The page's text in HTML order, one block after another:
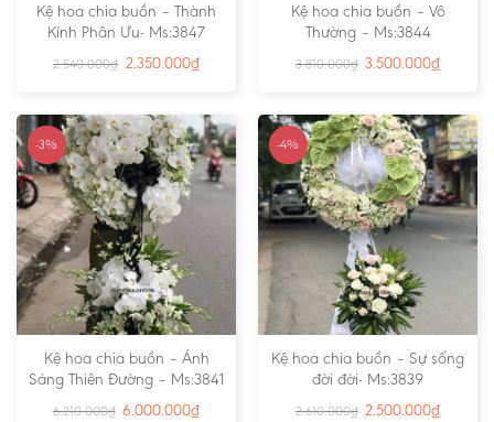
Kệ hoa chia buồn – Thành
Kính Phân Ưu- Ms:3847
2.540.000₫ 2.350.000₫
Kệ hoa chia buồn – Vô
Thường – Ms:3844
3.810.000₫ 3.500.000₫
-3%
Kệ hoa chia buồn – Ánh
Sáng Thiên Đường – Ms:3841
6.210.000₫ 6.000.000₫
-4%
Kệ hoa chia buồn – Sự sống
đời đời- Ms:3839
2.610.000₫ 2.500.000₫